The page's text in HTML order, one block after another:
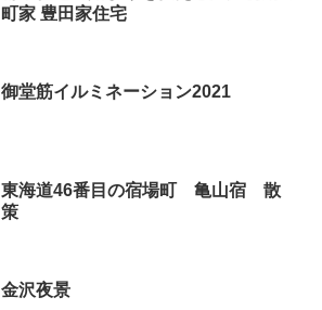
町家 豊田家住宅
御堂筋イルミネーション2021
東海道46番目の宿場町 亀山宿 散
策
金沢夜景